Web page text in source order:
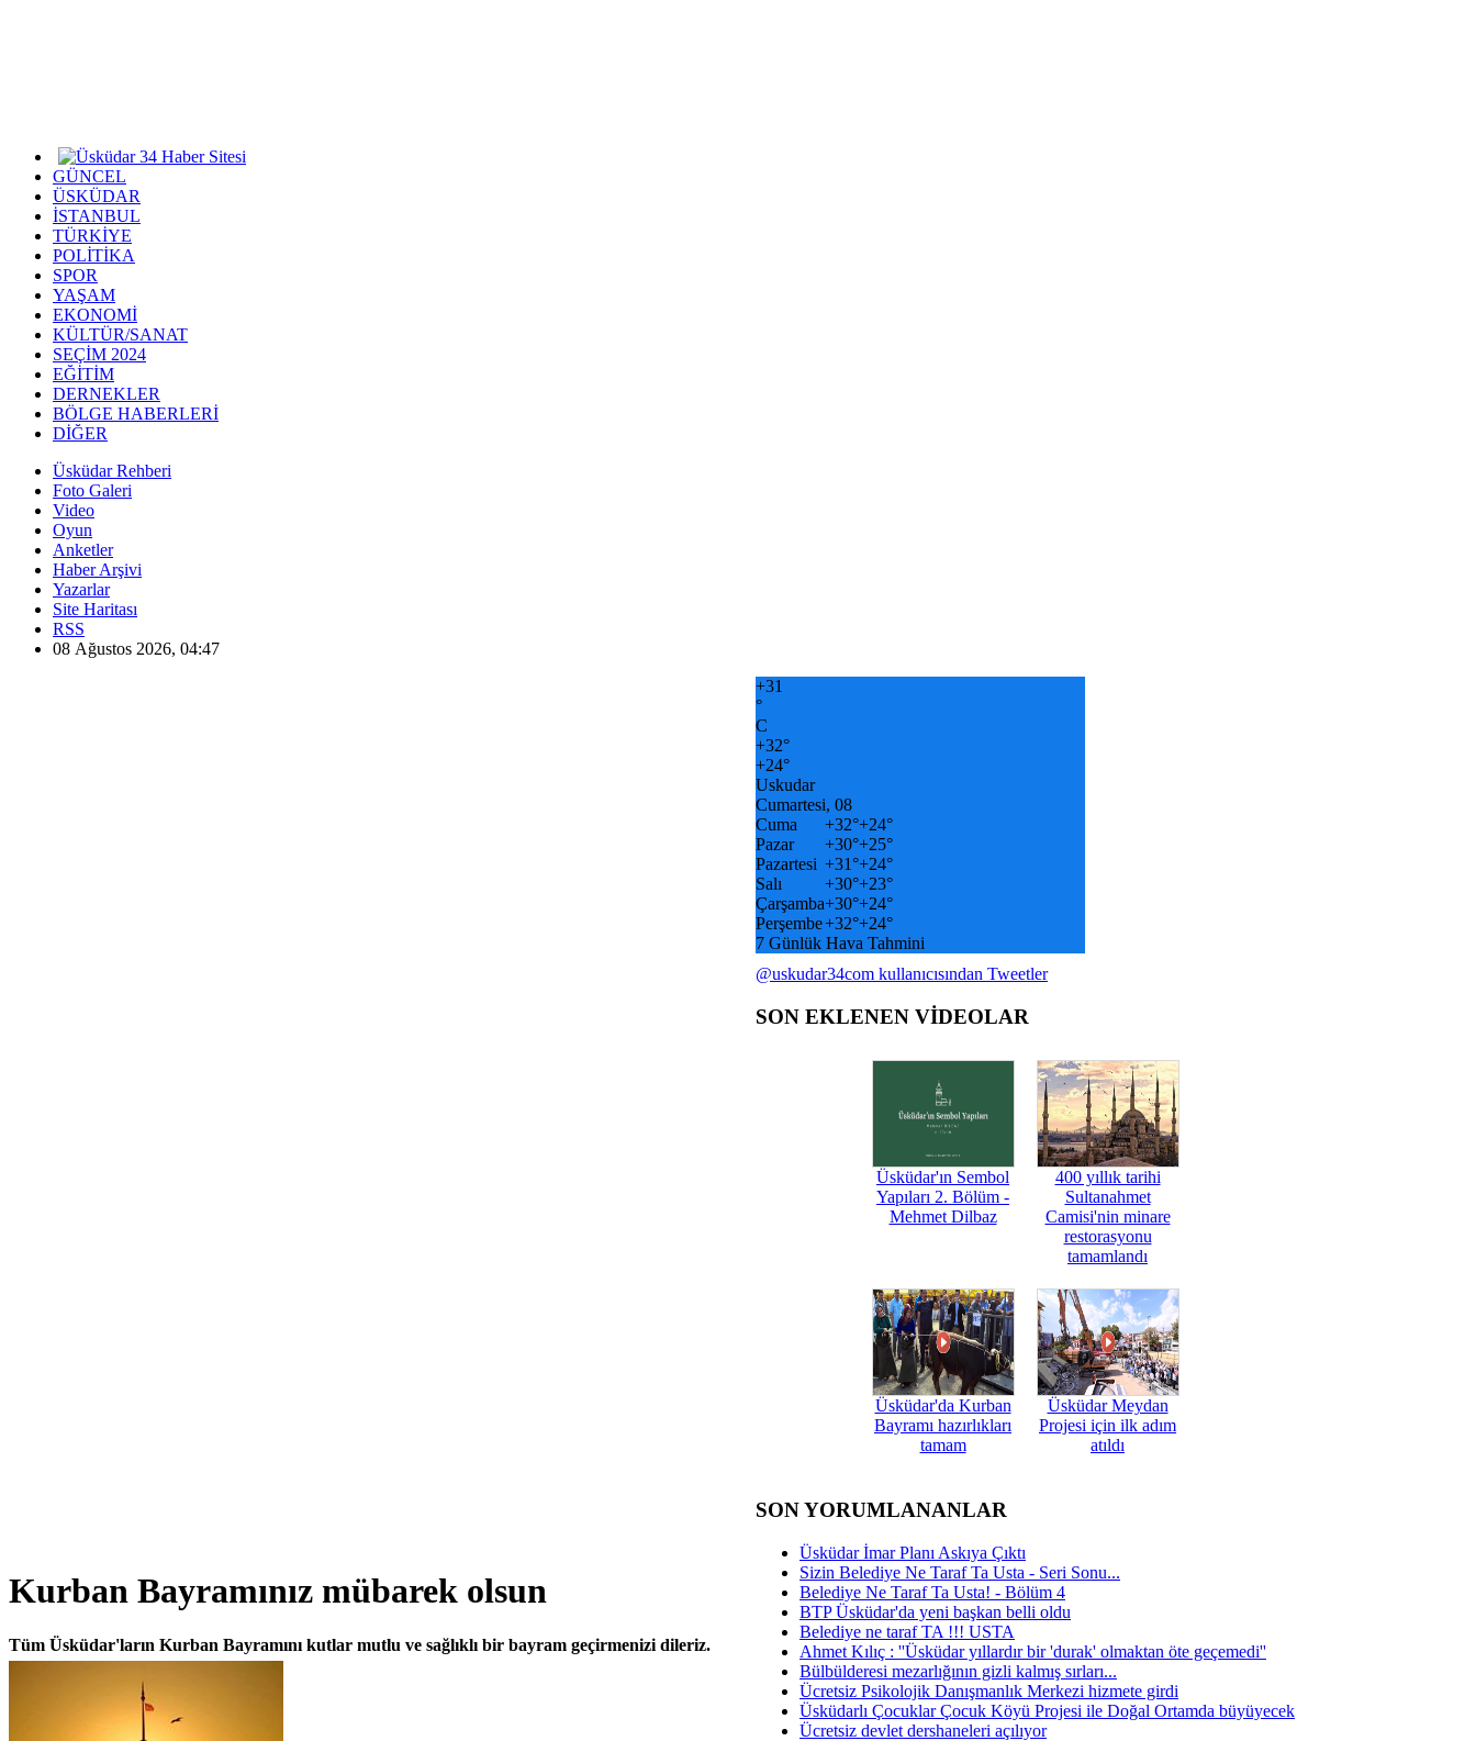
GÜNCEL
ÜSKÜDAR
İSTANBUL
TÜRKİYE
POLİTİKA
SPOR
YAŞAM
EKONOMİ
KÜLTÜR/SANAT
SEÇİM 2024
EĞİTİM
DERNEKLER
BÖLGE HABERLERİ
DİĞER
Üsküdar Rehberi
Foto Galeri
Video
Oyun
Anketler
Haber Arşivi
Yazarlar
Site Haritası
RSS
08 Ağustos 2026, 04:47
Kurban Bayramınız mübarek olsun
Tüm Üsküdar'ların Kurban Bayramını kutlar mutlu ve sağlıklı bir bayram geçirmenizi dileriz.
+31
°
C
+32°
+24°
Uskudar
Cumartesi, 08
Cuma
+32°+24°
Pazar
+30°+25°
Pazartesi +31°+24°
Salı
+30°+23°
Çarşamba+30°+24°
Perşembe+32°+24°
7 Günlük Hava Tahmini
@uskudar34com kullanıcısından Tweetler
SON EKLENEN VİDEOLAR
Üsküdar'ın Sembol
Yapıları 2. Bölüm -
Mehmet Dilbaz
400 yıllık tarihi
Sultanahmet
Camisi'nin minare
restorasyonu
tamamlandı
Üsküdar'da Kurban
Bayramı hazırlıkları
tamam
Üsküdar Meydan
Projesi için ilk adım
atıldı
SON YORUMLANANLAR
Üsküdar İmar Planı Askıya Çıktı
Sizin Belediye Ne Taraf Ta Usta - Seri Sonu...
Belediye Ne Taraf Ta Usta! - Bölüm 4
BTP Üsküdar'da yeni başkan belli oldu
Belediye ne taraf TA !!! USTA
Ahmet Kılıç : ''Üsküdar yıllardır bir 'durak' olmaktan öte geçemedi''
Bülbülderesi mezarlığının gizli kalmış sırları...
Ücretsiz Psikolojik Danışmanlık Merkezi hizmete girdi
Üsküdarlı Çocuklar Çocuk Köyü Projesi ile Doğal Ortamda büyüyecek
Ücretsiz devlet dershaneleri açılıyor